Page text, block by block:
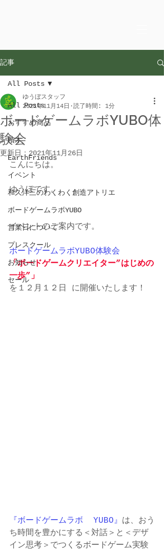
記事
All Posts
おすすめ商品
積木
EarthFriends
イベント
和久洋三のわくわく創造アトリエ
ボードゲームラボYUBO
営業日について
プレスクール
お知らせ
セール
All Posts
ボードゲームラボYUBO体
験会
ゆうぼスタッフ
2021年11月14日
読了時間: 1分
更新日： 2021年11月26日
こんにちは。
ゆうぼです。
イベントのご案内です。
ボードゲームラボYUBO体験会
「ボードゲームクリエイター”はじめの
一歩”」
を１２月１２日 に開催いたします！
『ボードゲームラボ  YUBO』 は、おう
ち時間を豊かにする＜対話＞と＜デザ
イン思考＞でつくるボードゲーム実験